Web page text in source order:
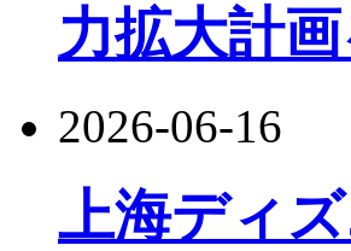
力拡大計
2026-06-16
上海ディ